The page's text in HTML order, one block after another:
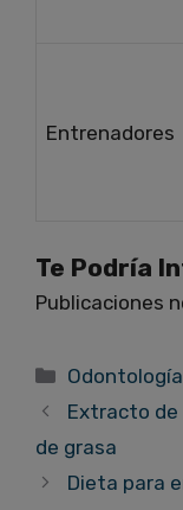
Entrenadores
Te Podría
Publicaciones
Categorías
Odontología
Extracto de
de grasa
Dieta para